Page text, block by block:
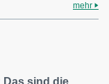
mehr